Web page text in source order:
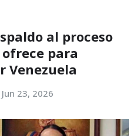
al proceso
para
Venezuela
Jun 23, 2026